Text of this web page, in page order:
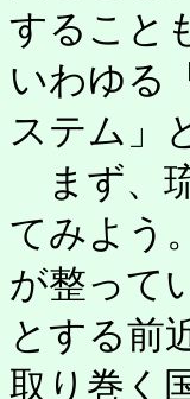
すること
いわゆる
ステム」
まず、
てみよう
が整って
とする前
取り巻く